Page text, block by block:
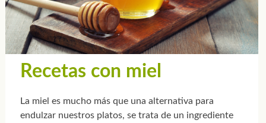
Recetas con miel
La miel es mucho más que una alternativa para
endulzar nuestros platos, se trata de un ingrediente